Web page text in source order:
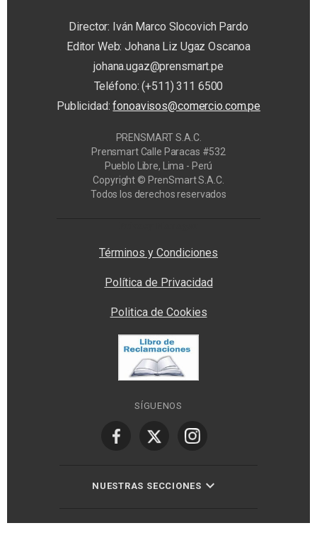
Director: Iván Marco Slocovich Pardo
Editor Web: Johana Liz Ugaz Oscanoa
johana.ugaz@prensmart.pe
Teléfono: (+511) 311 6500
Publicidad:fonoavisos@comercio.com.pe
PRENSMART S.A.C.
Prensmart Calle Paracas #532
Pueblo Libre, Lima - Perú
Copyright © PrenSmart S.A.C.
Todos los derechos reservados
Términos y Condiciones
Política de Privacidad
Politica de Cookies
SÍGUENOS
NUESTRAS SECCIONES